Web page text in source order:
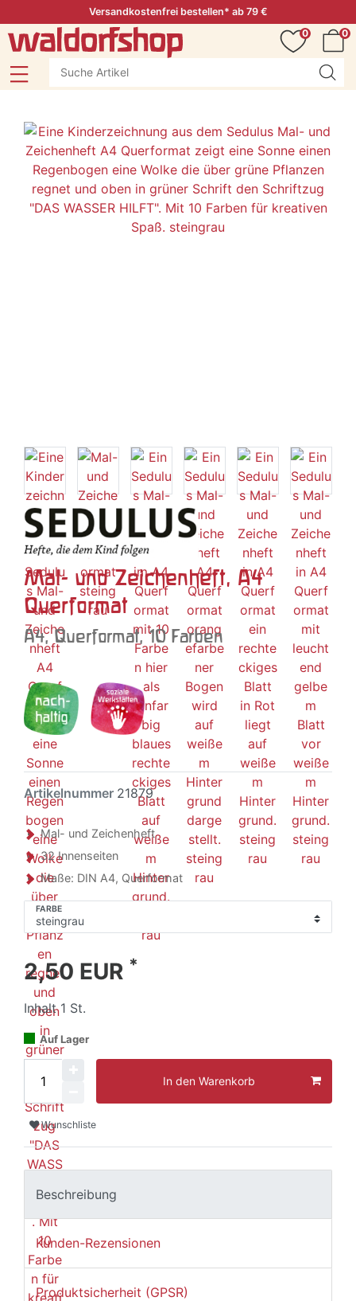
Versandkostenfrei bestellen* ab 79 €
0
0
Mal- und Zeichenheft, A4
Querformat
A4, Querformat, 10 Farben
Artikelnummer 21879
Mal- und Zeichenheft
32 Innenseiten
Maße: DIN A4, Querformat
FARBE
2,50 EUR *
Inhalt1 St.
Auf Lager
In den Warenkorb
Wunschliste
Beschreibung
Kunden-Rezensionen
Produktsicherheit (GPSR)